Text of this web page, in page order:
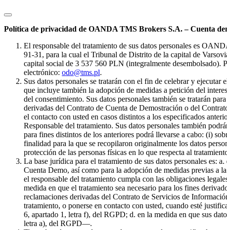
Política de privacidad de OANDA TMS Brokers S.A. – Cuenta
El responsable del tratamiento de sus datos personales es
91-31, para la cual el Tribunal de Distrito de la capital de
capital social de 3 537 560 PLN (integralmente desembolsado).
electrónico: odo@tms.pl.
Sus datos personales se tratarán con el fin de celebrar y
que incluye también la adopción de medidas a petición del
del consentimiento. Sus datos personales también se tratarán
derivadas del Contrato de Cuenta de Demostración o del
el contacto con usted en casos distintos a los especificados
Responsable del tratamiento. Sus datos personales también
para fines distintos de los anteriores podrá llevarse a cabo: (i)
finalidad para la que se recopilaron originalmente los datos
protección de las personas físicas en lo que respecta al
La base jurídica para el tratamiento de sus datos personales es:
Cuenta Demo, así como para la adopción de medidas previas a
el responsable del tratamiento cumpla con las obligaciones
medida en que el tratamiento sea necesario para los fines
reclamaciones derivadas del Contrato de Servicios de
tratamiento, o ponerse en contacto con usted, cuando esté
6, apartado 1, letra f), del RGPD; d. en la medida en que sus
letra a), del RGPD—.